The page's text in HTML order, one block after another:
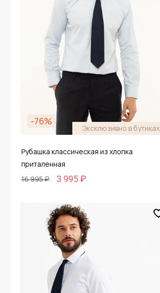
-76%
Эксклюзивно в бутиках
Рубашка классическая из хлопка
приталенная
16 995 ₽
3 995 ₽
Размер
38 / 44
Добавить в корзину